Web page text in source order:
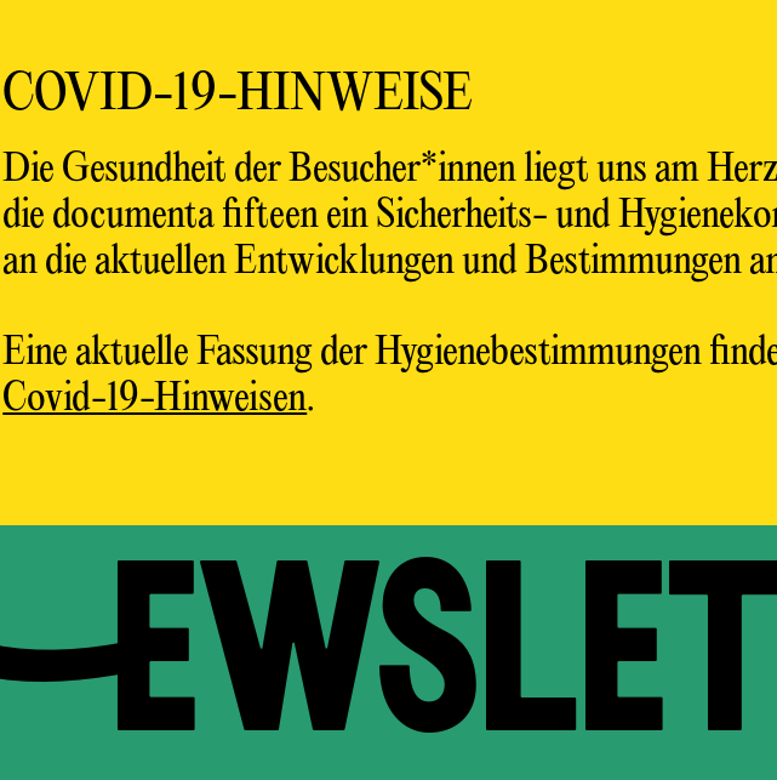
COVID-19-HINWEISE
Die Gesundheit der Besucher*innen liegt uns am
die documenta fifteen ein Sicherheits- und
an die aktuellen Entwicklungen und Bestimmungen
Eine aktuelle Fassung der Hygienebestimmungen
Covid-19-Hinweisen.